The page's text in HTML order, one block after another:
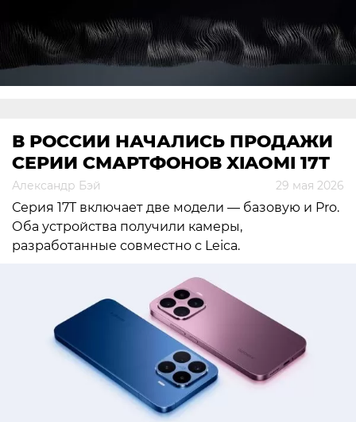
В РОССИИ НАЧАЛИСЬ ПРОДАЖИ
СЕРИИ СМАРТФОНОВ XIAOMI 17T
Александр Бэй 29 мая 2026
Серия 17T включает две модели — базовую и Pro.
Оба устройства получили камеры,
разработанные совместно с Leica.